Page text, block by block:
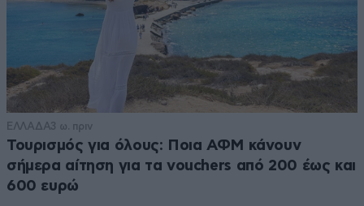
ΕΛΛΑΔΑ3 ω. πριν
Τουρισμός για όλους: Ποια ΑΦΜ κάνουν
σήμερα αίτηση για τα vouchers από 200 έως και
600 ευρώ